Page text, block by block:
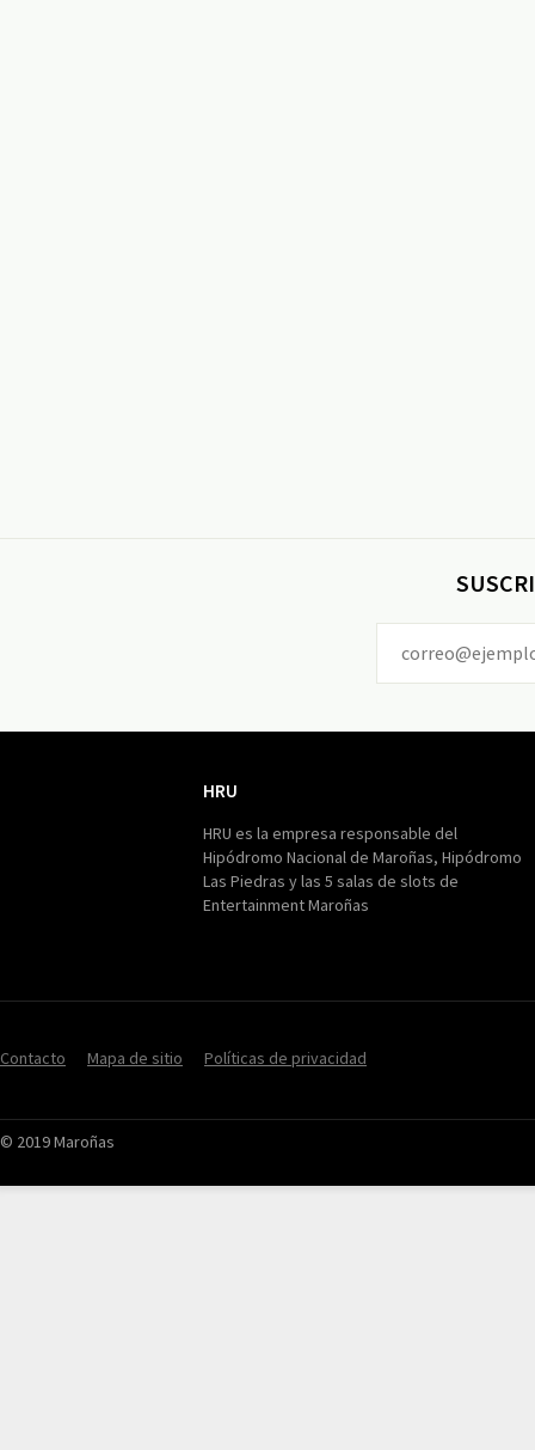
HRU
HRU es la empresa responsable del
Hipódromo Nacional de Maroñas, Hipódromo
Las Piedras y las 5 salas de slots de
Entertainment Maroñas
Contacto Mapa de sitio Políticas de privacidad
© 2019 Maroñas